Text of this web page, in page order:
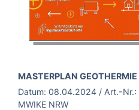
BROSCHÜRE:
MASTERPLAN GEOTHERMIE
Datum: 08.04.2024 / Art.-Nr.:
MWIKE NRW